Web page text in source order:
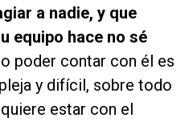
a nadie, y que
equipo hace no sé
poder contar con él es
y difícil, sobre todo
estar con el